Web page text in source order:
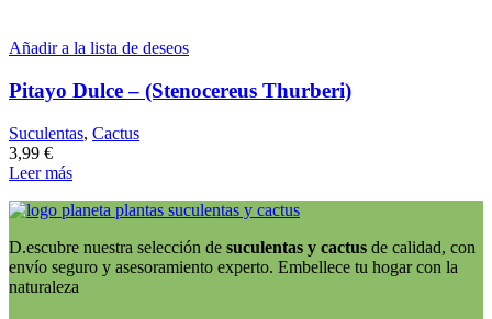
Añadir a la lista de deseos
Pitayo Dulce – (Stenocereus Thurberi)
Suculentas, Cactus
3,99 €
Leer más
D.escubre nuestra selección de suculentas y cactus de calidad, con
envío seguro y asesoramiento experto. Embellece tu hogar con la
naturaleza